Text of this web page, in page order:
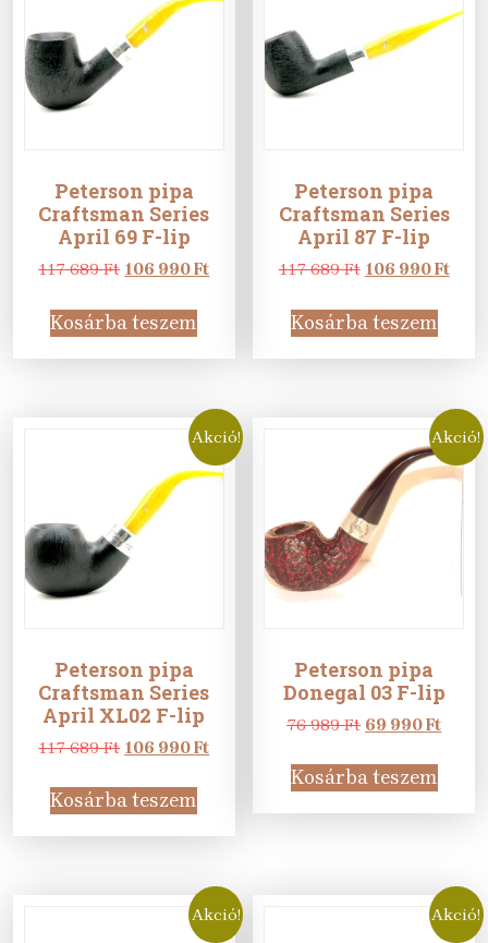
Peterson pipa
Craftsman Series
April 69 F-lip
117 689Ft Original
was:
117
689 Ft.
106 990FtCurrent
990 Ft.
Kosárba teszem
Peterson pipa
Craftsman Series
April 87 F-lip
117 689Ft Original
was:
117
689 Ft.
106 990Ft
990
Kosárba teszem
Akció!
Peterson pipa
Craftsman Series
April XL02 F-lip
117 689Ft Original
was:
117
689 Ft.
106 990FtCurrent
990 Ft.
Kosárba teszem
Akció!
Peterson pipa
Donegal 03 F-lip
76 989Ft Original
was:
76
989 Ft.
69 990Ft
990
Kosárba teszem
Akció! Akció!